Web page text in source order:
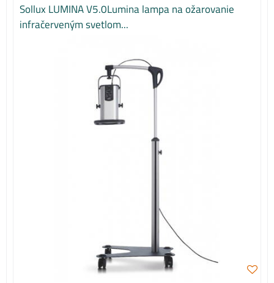
Sollux LUMINA V5.0Lumina lampa na ožarovanie
infračerveným svetlom...